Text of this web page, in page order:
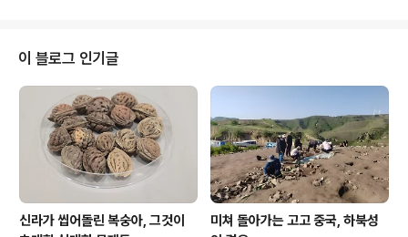
이 블로그 인기글
신라가 씹어돌린 복숭아, 그것이
미쳐 돌아가는 고고 중국, 하북성